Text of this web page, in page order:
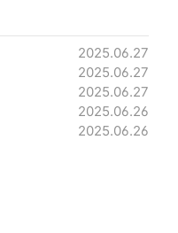
2025.06.27
2025.06.27
2025.06.27
2025.06.26
2025.06.26